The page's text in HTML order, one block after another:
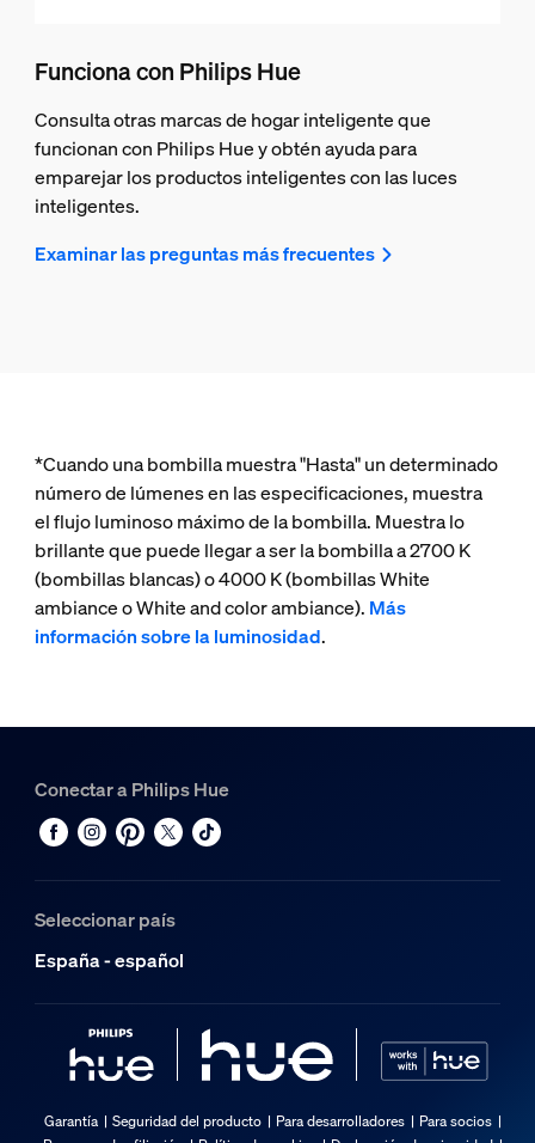
Funciona con Philips Hue
Consulta otras marcas de hogar inteligente que
funcionan con Philips Hue y obtén ayuda para
emparejar los productos inteligentes con las luces
inteligentes.
Examinar las preguntas más frecuentes
*Cuando una bombilla muestra "Hasta" un determinado
número de lúmenes en las especificaciones, muestra
el flujo luminoso máximo de la bombilla. Muestra lo
brillante que puede llegar a ser la bombilla a 2700 K
(bombillas blancas) o 4000 K (bombillas White
ambiance o White and color ambiance). Más
información sobre la luminosidad.
Conectar a Philips Hue
Seleccionar país
España - español
Garantía Seguridad del producto Para desarrolladores
Para socios